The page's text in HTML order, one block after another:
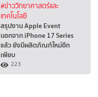
#ข่าววิทยาศาสตร์และ
เทคโนโลยี
สรุปงาน Apple Event
นอกจาก iPhone 17 Series
แล้ว ยังมีผลิตภัณฑ์ใหม่อีก
เพียบ
223